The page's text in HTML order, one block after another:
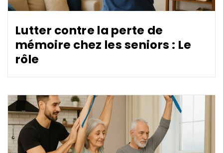
Lutter contre la perte de
mémoire chez les seniors : Le
rôle